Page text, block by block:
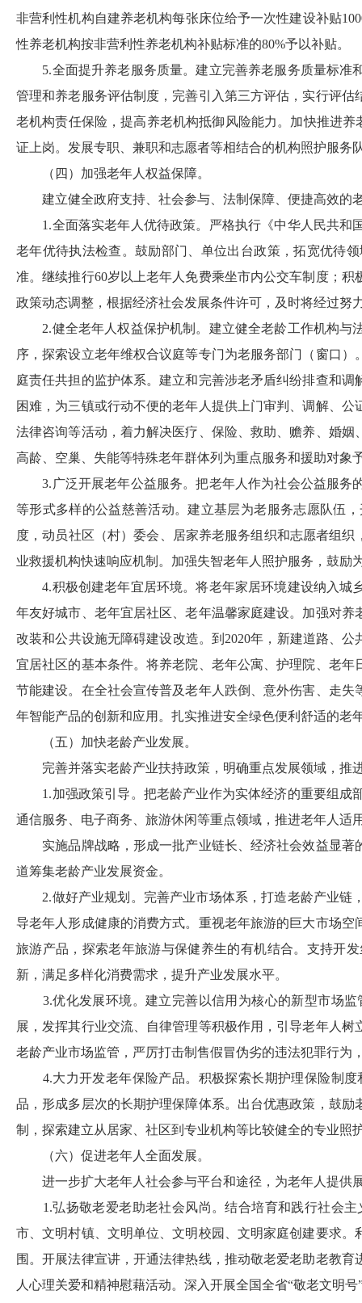
非营利性机构自建养老机构每张床位给予一次性建设补贴
性养老机构按非营利性养老机构补贴标准的80%予以补贴。
5.全面提升养老服务质量。建立完善养老服务质量标
管理和养老服务评估制度，完善引入第三方评估，实行评
老机构责任保险，提高养老机构抵御风险能力。加快推进
证上岗。发展专职、兼职和志愿者等相结合的机构照护服务
（四）加强老年人权益保障。
建立健全政府支持、社会参与、法制保障、便捷高效的
1.全面落实老年人优待政策。严格执行《中华人民共
老年优待执法检查。鼓励部门、单位出台政策，拓宽优待
准。继续推行60岁以上老年人免费乘坐市内公交车制度；
政策动态调整，根据经济社会发展条件许可，及时将经过
2.健全老年人权益保护机制。建立健全老龄工作机构
序，探索设立老年维权合议庭等专门为老服务部门（窗口
庭责任共担的监护体系。建立和完善涉老矛盾纠纷排查和
困难，为三镇或行动不便的老年人提供上门审判、调解、
法律咨询等活动，着力解决医疗、保险、救助、赡养、婚
高龄、空巢、失能等特殊老年群体列为重点服务和援助对象
3. 广泛开展老年公益服务。把老年人作为社会公益服
等形式多样的公益慈善活动。建立基层为老服务志愿队伍
度，动员社区（村）委会、居家养老服务组织和志愿者组
业救援机构快速响应机制。加强失智老年人照护服务，鼓
4.积极创建老年宜居环境。将老年家居环境建设纳入
年友好城市、老年宜居社区、老年温馨家庭建设。加强对
改装和公共设施无障碍建设改造。到 2020年，新建道路、公
宜居社区的基本条件。将养老院、老年公寓、护理院、老
节能建设。在全社会宣传普及老年人跌倒、意外伤害、走
年智能产品的创新和应用。扎实推进安全绿色便利舒适的老
（五）加快老龄产业发展。
完善并落实老龄产业扶持政策，明确重点发展领域，
1.加强政策引导。把老龄产业作为实体经济的重要组
通信服务、电子商务、旅游休闲等重点领域，推进老年人
实施品牌战略，形成一批产业链长、经济社会效益显
道筹集老龄产业发展资金。
2.做好产业规划。完善产业市场体系，打造老龄产业
导老年人形成健康的消费方式。重视老年旅游的巨大市场
旅游产品，探索老年旅游与保健养生的有机结合。支持开
新，满足多样化消费需求，提升产业发展水平。
3.优化发展环境。建立完善以信用为核心的新型市场
展，发挥其行业交流、自律管理等积极作用，引导老年人
老龄产业市场监管，严厉打击制售假冒伪劣的违法犯罪行为
4.大力开发老年保险产品。积极探索长期护理保险制
品，形成多层次的长期护理保障体系。出台优惠政策，鼓
制，探索建立从居家、社区到专业机构等比较健全的专业
（六）促进老年人全面发展。
进一步扩大老年人社会参与平台和途径，为老年人提供
1.弘扬敬老爱老助老社会风尚。结合培育和践行社会
市、文明村镇、文明单位、文明校园、文明家庭创建要求
围。开展法律宣讲，开通法律热线，推动敬老爱老助老教
人心理关爱和精神慰藉活动。深入开展全国全省“敬老文明